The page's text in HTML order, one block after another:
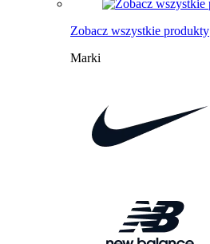
Zobacz wszystkie produkty
Marki